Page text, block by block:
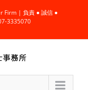
Firm | 負責 ● 誠信 ●
3335070